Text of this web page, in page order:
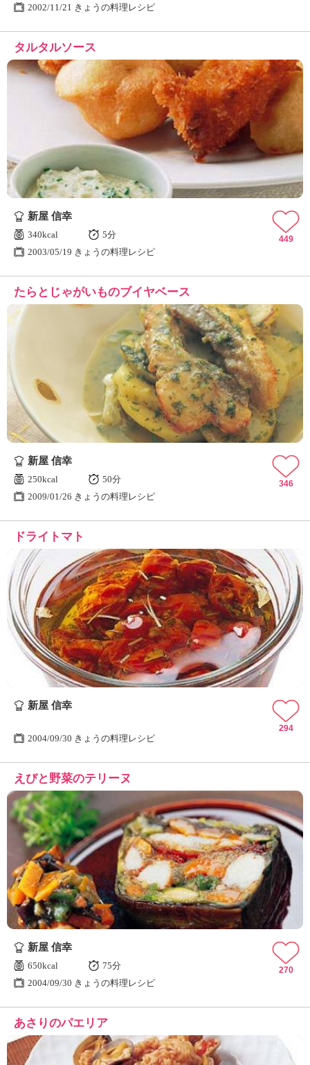
2002/11/21 きょうの料理レシピ
タルタルソース
新屋 信幸
340kcal
5分
2003/05/19 きょうの料理レシピ
449
たらとじゃがいものブイヤベース
新屋 信幸
250kcal
50分
2009/01/26 きょうの料理レシピ
346
ドライトマト
新屋 信幸
2004/09/30 きょうの料理レシピ
294
えびと野菜のテリーヌ
新屋 信幸
650kcal
75分
2004/09/30 きょうの料理レシピ
270
あさりのパエリア